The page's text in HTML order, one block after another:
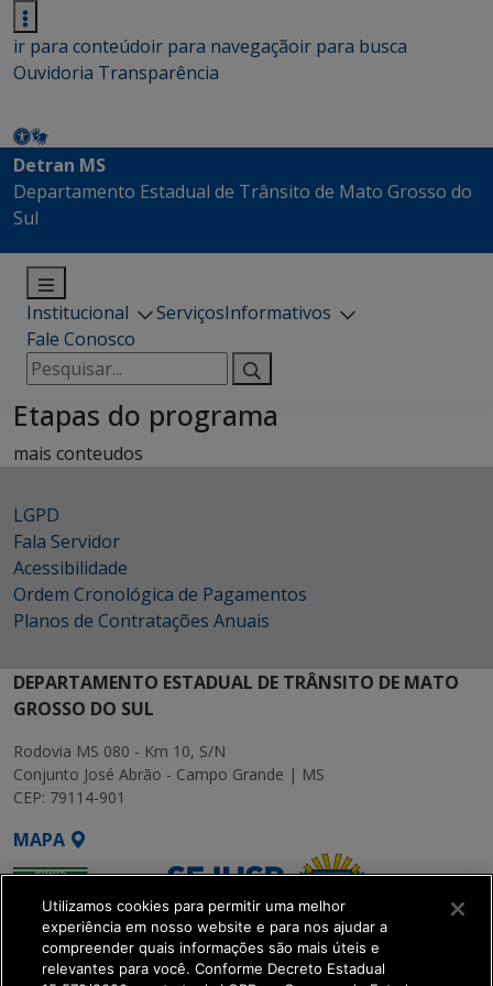
ir para conteúdoir para navegaçãoir para busca
Ouvidoria Transparência
Detran MS
Departamento Estadual de Trânsito de Mato Grosso do
Sul
Institucional ServiçosInformativos
Fale Conosco
Pesquisar
por:
Etapas do programa
mais conteudos
LGPD
Fala Servidor
Acessibilidade
Ordem Cronológica de Pagamentos
Planos de Contratações Anuais
DEPARTAMENTO ESTADUAL DE TRÂNSITO DE MATO
GROSSO DO SUL
Rodovia MS 080 - Km 10, S/N
Conjunto José Abrão - Campo Grande | MS
CEP: 79114-901
MAPA
Utilizamos cookies para permitir uma melhor
experiência em nosso website e para nos ajudar a
compreender quais informações são mais úteis e
relevantes para você. Conforme Decreto Estadual